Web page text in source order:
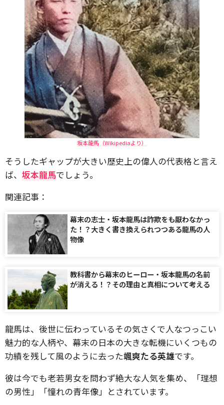
坂本龍馬（Wikipediaより）
そうしたギャップが大きい歴史上の偉人の代表格と言え
ば、 坂本龍馬でしょう。
関連記事：
幕末の志士・坂本龍馬は詐欺をも厭わなかっ
た！？大きく書き換えられつつある龍馬の人
物像
教科書から幕末のヒーロー・坂本龍馬の名前
が消える！？その理由と真相について考える
龍馬は、後世に伝わっているその気さくで人なつっこい
魅力的な人柄や、幕末の日本の大きな転機にいくつもの
功績を残して風のように去った颯爽たる英雄です。
彼は今でも老若男女を問わず絶大な人気を集め、「理想
の男性」「憧れの青年像」とされています。